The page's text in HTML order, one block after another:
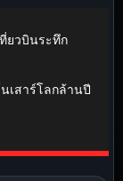
ยวบินระทึก
เสาร์โลกล้านปี